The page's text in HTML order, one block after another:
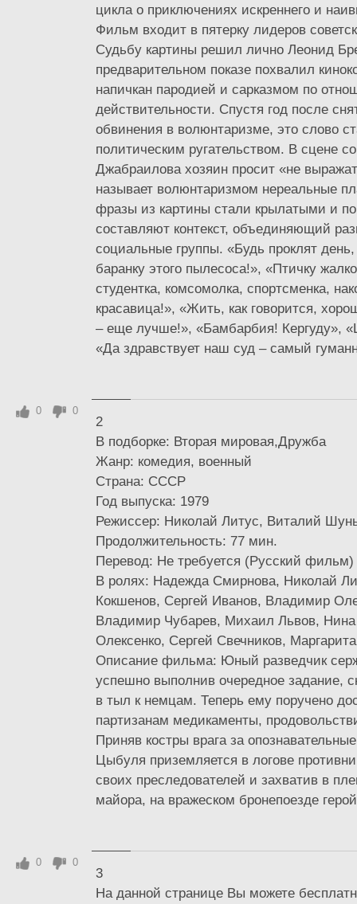
цикла о приключениях искреннего и
Фильм входит в пятерку лидеров
Судьбу картины решил лично Леонид
предварительном показе похвалил
напичкан пародией и сарказмом по
действительности. Спустя год после
обвинения в волюнтаризме, это слово
политическим ругательством. В сцене
Джабраилова хозяин просит «не
называет волюнтаризмом нереальные
фразы из картины стали крылатыми и
составляют контекст, объединяющий
социальные группы. «Будь проклят день,
баранку этого пылесоса!», «Птичку
студентка, комсомолка, спортсменка,
красавица!», «Жить, как говорится,
– еще лучше!», «Бамбарбия! Кергуду»,
«Да здравствует наш суд – самый
2
В подборке: Вторая мировая,Дружба
Жанр: комедия, военный
Страна: СССР
Год выпуска: 1979
Режиссер: Николай Литус, Виталий
Продолжительность: 77 мин.
Перевод: Не требуется (Русский фильм)
В ролях: Надежда Смирнова, Николай
Кокшенов, Сергей Иванов, Владимир
Владимир Чубарев, Михаил Львов, Нина
Олексенко, Сергей Свечников,
Описание фильма: Юный разведчик
успешно выполнив очередное задание,
в тыл к немцам. Теперь ему поручено
партизанам медикаменты,
Приняв костры врага за
Цыбуля приземляется в логове
своих преследователей и захватив в
майора, на вражеском бронепоезде
0 0
3
На данной странице Вы можете
0 0